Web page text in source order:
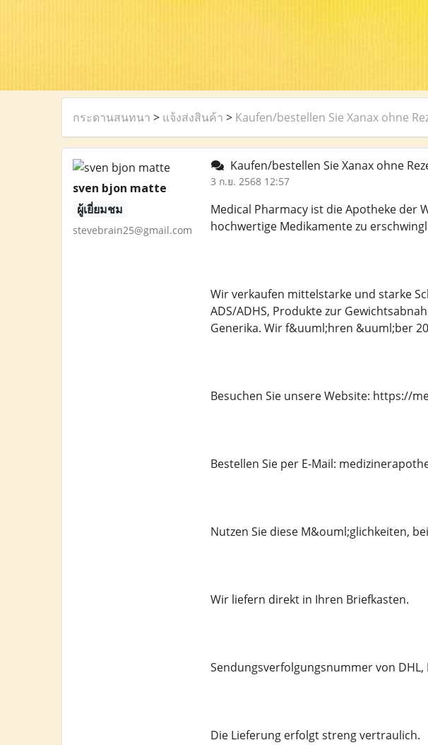
กระดานสนทนา > แจ้งส่งสินค้า > Kaufen/bestellen Sie Xanax ohne
sven bjon matte
ผู้เยี่ยมชม
stevebrain25@gmail.com
Kaufen/bestellen Sie Xanax ohne
3 ก.ย. 2568 12:57
Medical Pharmacy ist die Apotheke der
hochwertige Medikamente zu
Wir verkaufen mittelstarke und starke
ADS/ADHS, Produkte zur
Generika. Wir f&uuml;hren &uuml;ber
Besuchen Sie unsere Website: https://
Bestellen Sie per E-Mail:
Nutzen Sie diese M&ouml;glichkeiten,
Wir liefern direkt in Ihren Briefkasten.
Sendungsverfolgungsnummer von
Die Lieferung erfolgt streng vertraulich.